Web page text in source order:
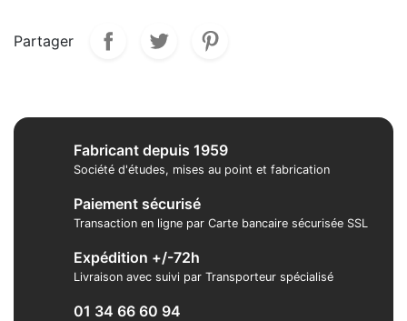
Partager
Fabricant depuis 1959
Société d'études, mises au point et fabrication
Paiement sécurisé
Transaction en ligne par Carte bancaire sécurisée SSL
Expédition +/-72h
Livraison avec suivi par Transporteur spécialisé
01 34 66 60 94